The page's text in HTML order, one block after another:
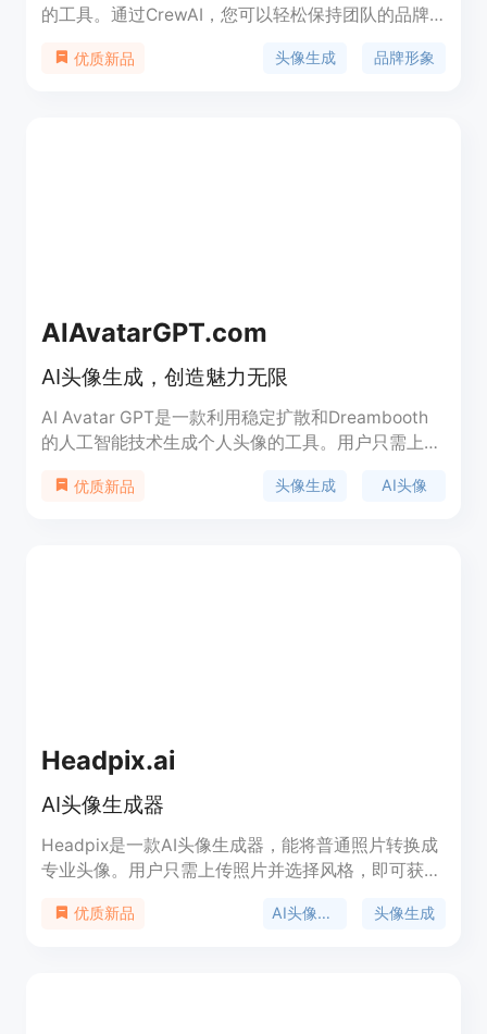
的工具。通过CrewAI，您可以轻松保持团队的品牌
种风格选择，简单易用。目前正在进行Beta测试，定
优质新品 头像生成 品牌形象
AIAvatarGPT.com
AI头像生成，创造魅力无限
AI Avatar GPT是一款利用稳定扩散和Dreambooth
的人工智能技术生成个人头像的工具。用户只需上传
的头像。这个工具可以帮助用户创造各种各样的头
优质新品 头像生成 AI头像
Headpix.ai
AI头像生成器
Headpix是一款AI头像生成器，能将普通照片转换成
专业头像。用户只需上传照片并选择风格，即可获得
AI头像。
优质新品 AI头像生成器 头像生成